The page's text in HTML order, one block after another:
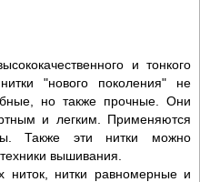
и тонкого
"нового поколения" не
но также прочные. Они
и легким. Применяются
Также эти нитки можно
вышивания.
нитки равномерные и